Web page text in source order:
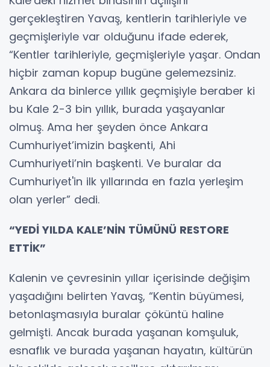
gerçekleştiren Yavaş, kentlerin tarihleriyle ve
geçmişleriyle var olduğunu ifade ederek,
“Kentler tarihleriyle, geçmişleriyle yaşar. Ondan
hiçbir zaman kopup bugüne gelemezsiniz.
Ankara da binlerce yıllık geçmişiyle beraber ki
bu Kale 2-3 bin yıllık, burada yaşayanlar
olmuş. Ama her şeyden önce Ankara
Cumhuriyet’imizin başkenti, Ahi
Cumhuriyeti’nin başkenti. Ve buralar da
Cumhuriyet'in ilk yıllarında en fazla yerleşim
olan yerler” dedi.
“YEDİ YILDA KALE’NİN TÜMÜNÜ RESTORE
ETTİK”
Kalenin ve çevresinin yıllar içerisinde değişim
yaşadığını belirten Yavaş, “Kentin büyümesi,
betonlaşmasıyla buralar çöküntü haline
gelmişti. Ancak burada yaşanan komşuluk,
esnaflık ve burada yaşanan hayatın, kültürün